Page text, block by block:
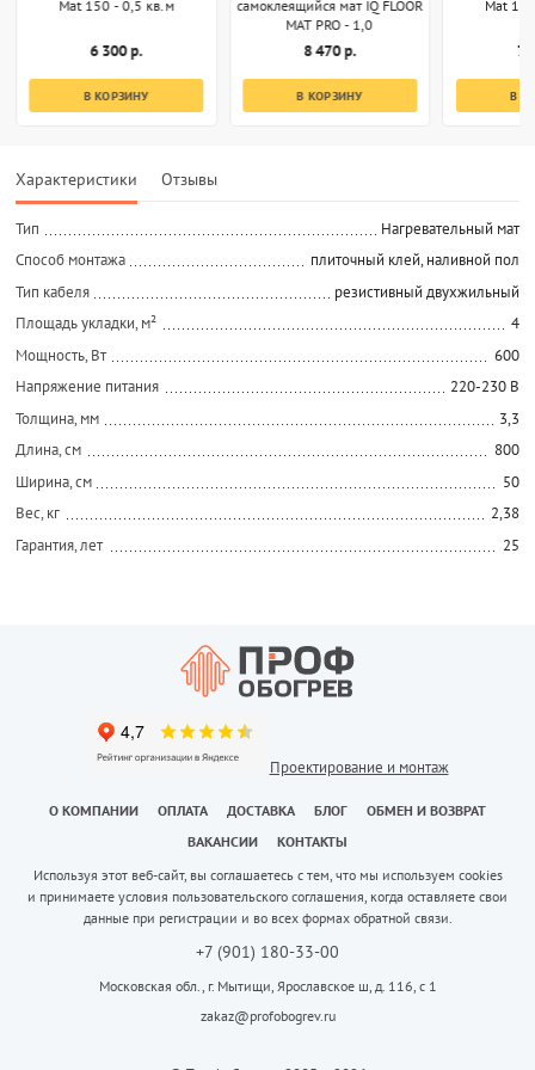
Mat 150 - 0,5 кв.м
6 300 р.
В КОРЗИНУ
самоклеящийся мат IQ FLOOR
MAT PRO - 1,0
8 470 р.
В КОРЗИНУ
Mat
7
В
Характеристики Отзывы
Тип
Нагревательный мат
Способ монтажа
плиточный клей, наливной пол
Тип кабеля
резистивный двухжильный
Площадь укладки, м²
4
Мощность, Вт
600
Напряжение питания
220-230 В
Толщина, мм
3,3
Длина, см
800
Ширина, см
50
Вес, кг
2,38
Гарантия, лет
25
Проектирование и монтаж
О КОМПАНИИ ОПЛАТА ДОСТАВКА БЛОГ
ОБМЕН И ВОЗВРАТ
ВАКАНСИИ
КОНТАКТЫ
Используя этот веб-сайт, вы соглашаетесь с тем, что мы используем cookies
и принимаете условия пользовательского соглашения, когда оставляете свои
данные при регистрации и во всех формах обратной связи.
+7 (901) 180-33-00
Московская обл., г. Мытищи, Ярославское ш, д. 116, с 1
zakaz@profobogrev.ru